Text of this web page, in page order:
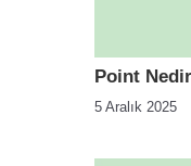
Point
5 Aralık 2025